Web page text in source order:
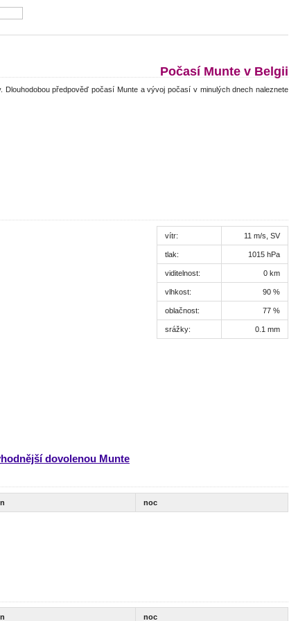
Počasí Munte v Belgii
předpověď počasí Munte a vývoj počasí v minulých dnech naleznete
vítr: 11 m/s, SV
tlak: 1015 hPa
viditelnost: 0 km
vlhkost: 90 %
oblačnost: 77 %
srážky: 0.1 mm
dovolenou Munte
noc
noc